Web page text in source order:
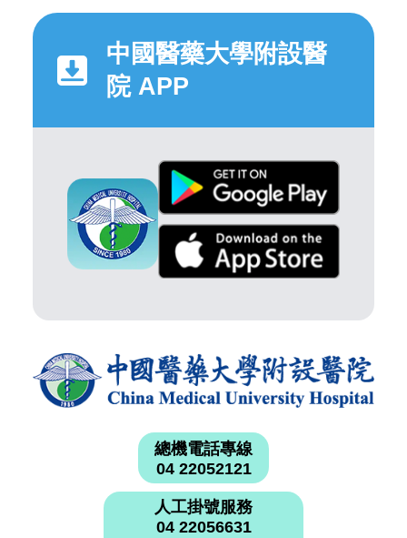
中國醫藥大學附設醫
院 APP
總機電話專線
04 22052121
人工掛號服務
04 22056631